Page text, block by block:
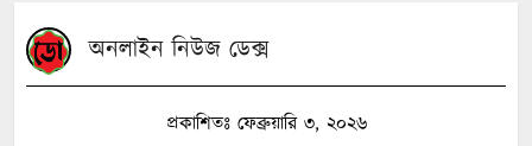
অনলাইন নিউজ ডেক্স
প্রকাশিতঃ ফেব্রুয়ারি ৩, ২০২৬